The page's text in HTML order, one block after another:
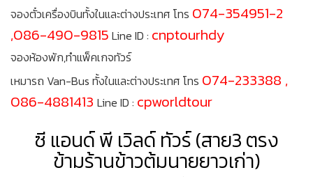
จองตั๋วเครื่องบินทั้งในและต่างประเทศ โทร 074-354951-2
,086-490-9815 Line ID : cnptourhdy
จองห้องพัก,ทำแพ็คเกจทัวร์
เหมารถ Van-Bus ทั้งในและต่างประเทศ โทร 074-233388 ,
086-4881413 Line ID : cpworldtour
ซี แอนด์ พี เวิลด์ ทัวร์ (สาย3 ตรง
ข้ามร้านข้าวต้มนายยาวเก่า)